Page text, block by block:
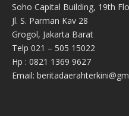
Soho Capital Building, 19th
Jl. S. Parman Kav 28
Grogol, Jakarta Barat
Telp 021 – 505 15022
Hp : 0821 1369 9627
Email: